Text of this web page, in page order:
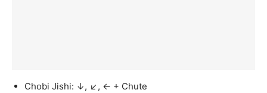
Chobi Jishi: ↓, ↙, ← + Chute